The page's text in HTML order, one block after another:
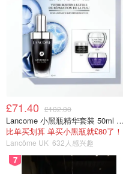
图片来自于@
经过不断的研发，
不含有SLS（界面活性剂
特有的天然精萃和精油作
SABON 为顾客提供的产
脂，例如杏仁油、牛油果
体呵护肌肤的必备矿物质
D，Omega 3、6、9脂肪
华等等。
£71.40 £102.00
Lancome 小黑瓶精华套装 50ml 价值£162
比单买划算 单买小黑瓶就£80了！
Lancôme UK 632人感兴趣
7